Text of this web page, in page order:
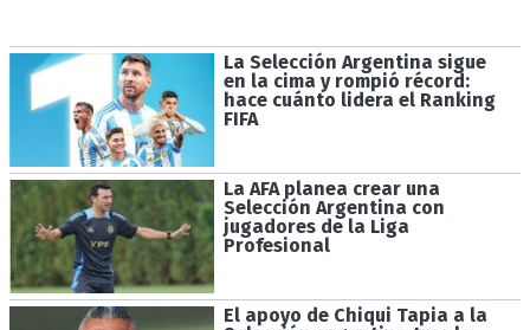
La Selección Argentina sigue
en la cima y rompió récord:
hace cuánto lidera el Ranking
FIFA
La AFA planea crear una
Selección Argentina con
jugadores de la Liga
Profesional
El apoyo de Chiqui Tapia a la